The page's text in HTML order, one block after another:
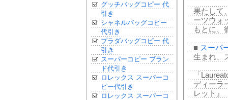
果たして
ーツウォ
もとに、
■ スーパ
生まれ、
「
ディーラ
レット』
グッチバッグコピー 代
引き
シャネルバッグコピー
代引き
プラダバッグコピー 代
引き
スーパーコピー ブラン
ド代引き
ロレックス スーパーコ
ピー代引き
ロレックス スーパーコ